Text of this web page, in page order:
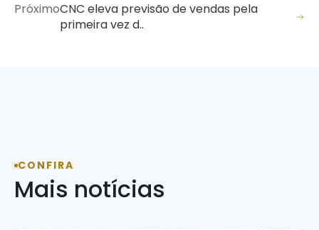
PróximoCNC eleva previsão de vendas pela
primeira vez d..
CONFIRA
Mais notícias